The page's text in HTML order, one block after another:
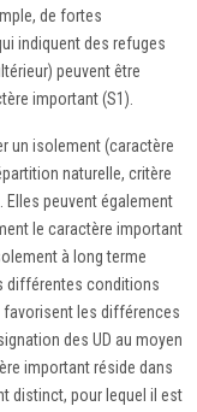
de fortes
indiquent des refuges
peuvent être
important (S1).
un isolement (caractère
naturelle, critère
Elles peuvent également
le caractère important
à long terme
différentes conditions
les différences
des UD au moyen
important réside dans
distinct, pour lequel il est